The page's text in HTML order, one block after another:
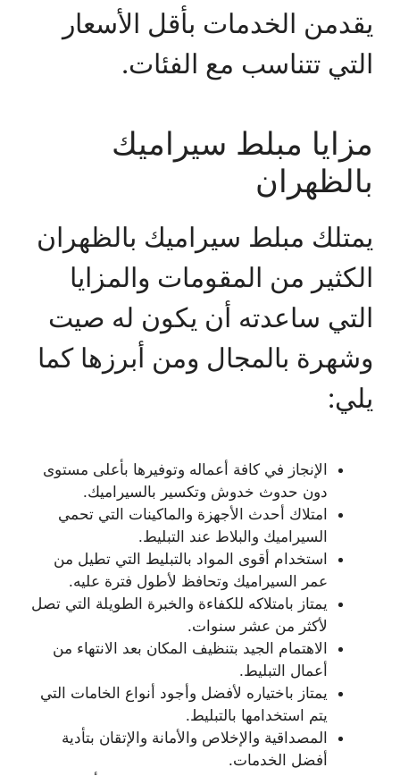
يقدمن الخدمات بأقل الأسعار
التي تتناسب مع الفئات.
مزايا مبلط سيراميك
بالظهران
يمتلك مبلط سيراميك بالظهران
الكثير من المقومات والمزايا
التي ساعدته أن يكون له صيت
وشهرة بالمجال ومن أبرزها كما
يلي:
الإنجاز في كافة أعماله وتوفيرها بأعلى مستوى
دون حدوث خدوش وتكسير بالسيراميك.
امتلاك أحدث الأجهزة والماكينات التي تحمي
السيراميك والبلاط عند التبليط.
استخدام أقوى المواد بالتبليط التي تطيل من
عمر السيراميك وتحافظ لأطول فترة عليه.
يمتاز بامتلاكه للكفاءة والخبرة الطويلة التي تصل
لأكثر من عشر سنوات.
الاهتمام الجيد بتنظيف المكان بعد الانتهاء من
أعمال التبليط.
يمتاز باختياره لأفضل وأجود أنواع الخامات التي
يتم استخدامها بالتبليط.
المصداقية والإخلاص والأمانة والإتقان بتأدية
أفضل الخدمات.